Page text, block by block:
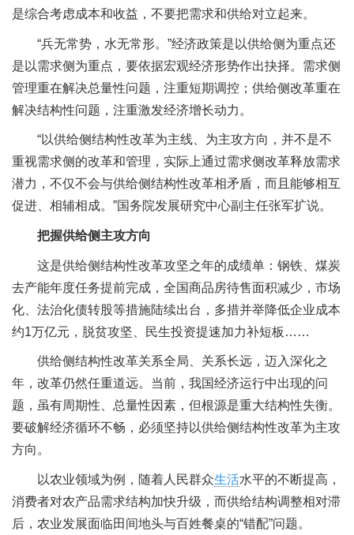
是综合考虑成本和收益，不要把需求和供给对立起来。
“兵无常势，水无常形。”经济政策是以供给侧为重点还
是以需求侧为重点，要依据宏观经济形势作出抉择。需求侧
管理重在解决总量性问题，注重短期调控；供给侧改革重在
解决结构性问题，注重激发经济增长动力。
“以供给侧结构性改革为主线、为主攻方向，并不是不
重视需求侧的改革和管理，实际上通过需求侧改革释放需求
潜力，不仅不会与供给侧结构性改革相矛盾，而且能够相互
促进、相辅相成。”国务院发展研究中心副主任张军扩说。
把握供给侧主攻方向
这是供给侧结构性改革攻坚之年的成绩单：钢铁、煤炭
去产能年度任务提前完成，全国商品房待售面积减少，市场
化、法治化债转股等措施陆续出台，多措并举降低企业成本
约1万亿元，脱贫攻坚、民生投资提速加力补短板……
供给侧结构性改革关系全局、关系长远，迈入深化之
年，改革仍然任重道远。当前，我国经济运行中出现的问
题，虽有周期性、总量性因素，但根源是重大结构性失衡。
要破解经济循环不畅，必须坚持以供给侧结构性改革为主攻
方向。
以农业领域为例，随着人民群众生活水平的不断提高，
消费者对农产品需求结构加快升级，而供给结构调整相对滞
后，农业发展面临田间地头与百姓餐桌的“错配”问题。